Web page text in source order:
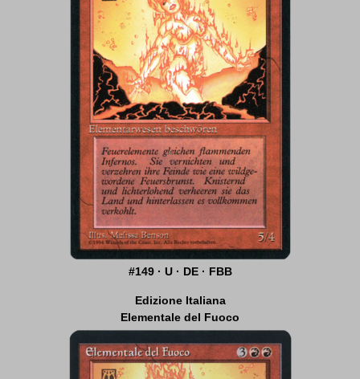
#149 · U · DE · FBB
Edizione Italiana
Elementale del Fuoco